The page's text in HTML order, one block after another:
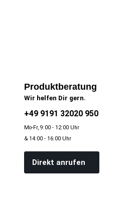
Produktberatung
Wir helfen Dir gern.
+49 9191 32020 950
Mo-Fr, 9:00 - 12:00 Uhr
& 14:00 - 16:00 Uhr
Direkt anrufen